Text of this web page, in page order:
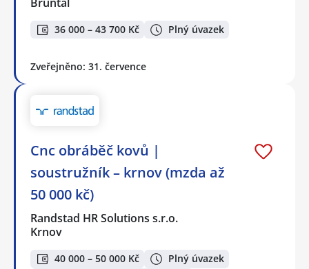
36 000 – 43 700 Kč Plný úvazek
Zveřejněno: 31. července
Cnc obráběč kovů |
soustružník – krnov (mzda až
50 000 kč)
Randstad HR Solutions s.r.o.
Krnov
40 000 – 50 000 Kč
Plný úvazek